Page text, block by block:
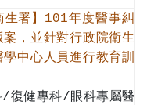
生署】101年度醫事糾
，並針對行政院衛生
中心人員進行教育訓
/復健專科/眼科專屬醫